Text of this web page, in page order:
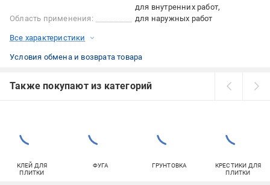
Область применения:
для внутренних работ
для наружных работ
Все характеристики
Условия обмена и возврата товара
Также покупают из категорий
КЛЕЙ ДЛЯ
ПЛИТКИ
ФУГА ГРУНТОВКА
КРЕСТИКИ ДЛЯ
ПЛИТКИ